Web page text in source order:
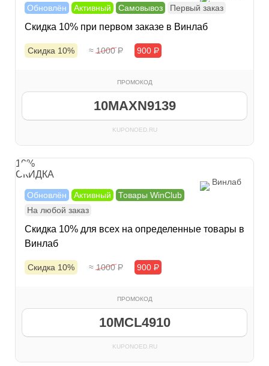
Обновлён
Активный Самовывоз Первый заказ
Скидка 10% при первом заказе в Винлаб
Скидка 10% ≈ 1000Р 900 Р
ПРОМОКОД
10MAXN9139
KUPONOED.RU
10%
СКИДКА
Винлаб
Обновлён
Активный
Товары WinClub
На любой заказ
Скидка 10% для всех на определенные товары в
Винлаб
Скидка 10% ≈ 1000Р 900 Р
ПРОМОКОД
10MCL4910
KUPONOED.RU